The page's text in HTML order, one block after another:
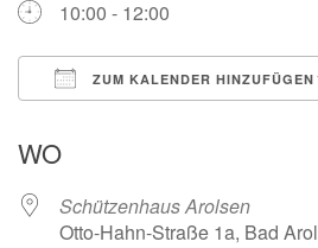
10:00 - 12:00
ZUM KALENDER HINZUFÜGEN
WO
Schützenhaus Arolsen
Otto-Hahn-Straße 1a, Bad